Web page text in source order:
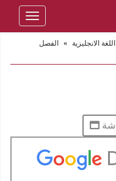
Toggle
اللغة الانجليزية »
الفصل